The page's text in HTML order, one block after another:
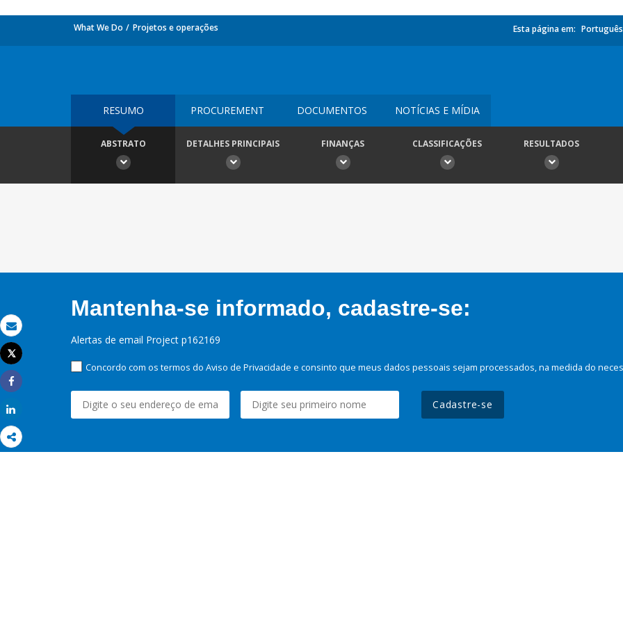
Email
Imprimir
Tweet
Share
What We Do Projetos e operações Esta página em: Português
RESUMO PROCUREMENT DOCUMENTOS NOTÍCIAS E MÍDIA
ABSTRATO DETALHES PRINCIPAIS FINANÇAS CLASSIFICAÇÕES RESULTADOS
Mantenha-se informado, cadastre-se:
Alertas de email Project p162169
Concordo com os termos do Aviso de Privacidade e consinto que meus dados pessoais sejam processados, na medida do
Cadastre-se